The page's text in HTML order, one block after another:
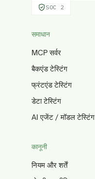
SOC 2
समाधान
MCP सर्वर
बैकएंड टेस्टिंग
फ्रंटएंड टेस्टिंग
डेटा टेस्टिंग
AI एजेंट / मॉडल टेस्टिंग
कानूनी
नियम और शर्तें